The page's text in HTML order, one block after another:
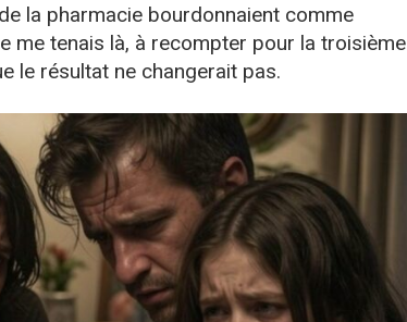
la pharmacie bourdonnaient comme
me tenais là, à recompter pour la troisième
le résultat ne changerait pas.